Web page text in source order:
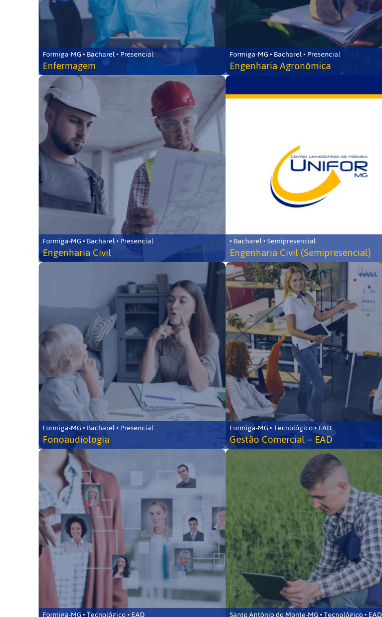
Formiga-MG • Bacharel • Presencial
Enfermagem
Formiga-MG • Bacharel • Presencial
Engenharia Agronômica
Formiga-MG • Bacharel • Presencial
Engenharia Civil
• Bacharel • Semipresencial
Engenharia Civil (Semipresencial)
Formiga-MG • Bacharel • Presencial
Fonoaudiologia
Formiga-MG • Tecnológico • EAD
Gestão Comercial – EAD